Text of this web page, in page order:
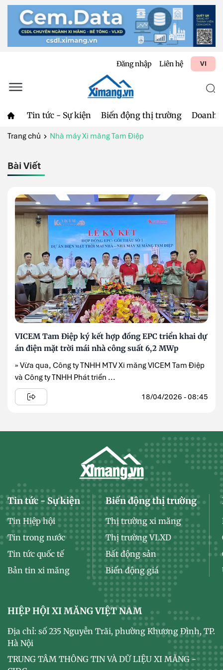
Đăng nhập Liên hệ VI
Tin tức - Sự kiện Biến động thị trường Doanh
Trang chủ Nhà máy Xi măng Tam Điệp
Bài Viết
VICEM Tam Điệp ký kết hợp đồng EPC triển khai dự
án điện mặt trời mái nhà công suất 6,2 MWp
» Vừa qua, Công ty TNHH MTV Xi măng VICEM Tam Điệp
và Công ty TNHH Phát triển ...
18/04/2026 - 08:45
Tin tức - Sự kiện
Tin Hiệp hội
Tin trong nước
Tin tức quốc tế
Bản tin xi măng
Biến động thị trường
Thị trường xi măng
Thị trường VLXD
Bất động sản
Biến động giá
HIỆP HỘI XI MĂNG VIỆT NAM
Địa chỉ: số 235 Nguyễn Trãi, phường Khương Đình, TP.
Hà Nội
TRUNG TÂM THÔNG TIN VÀ DỮ LIỆU XI MĂNG -